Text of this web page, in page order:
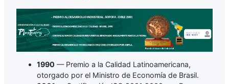
1990 — Premio a la Calidad Latinoamericana,
otorgado por el Ministro de Economía de Brasil.